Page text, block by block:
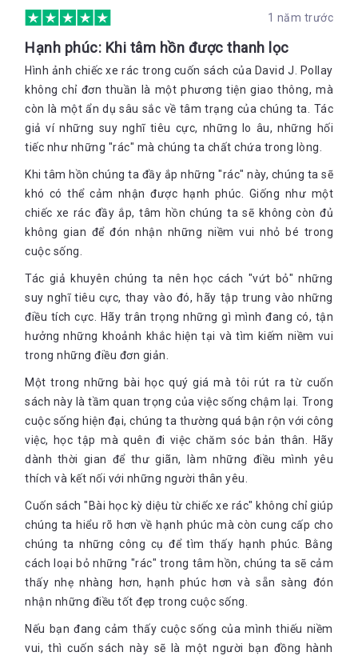
1 năm trước
Hạnh phúc: Khi tâm hồn được thanh lọc
Hình ảnh chiếc xe rác trong cuốn sách của David J. Pollay
không chỉ đơn thuần là một phương tiện giao thông, mà
còn là một ẩn dụ sâu sắc về tâm trạng của chúng ta. Tác
giả ví những suy nghĩ tiêu cực, những lo âu, những hối
tiếc như những "rác" mà chúng ta chất chứa trong lòng.
Khi tâm hồn chúng ta đầy ắp những "rác" này, chúng ta sẽ
khó có thể cảm nhận được hạnh phúc. Giống như một
chiếc xe rác đầy ắp, tâm hồn chúng ta sẽ không còn đủ
không gian để đón nhận những niềm vui nhỏ bé trong
cuộc sống.
Tác giả khuyên chúng ta nên học cách "vứt bỏ" những
suy nghĩ tiêu cực, thay vào đó, hãy tập trung vào những
điều tích cực. Hãy trân trọng những gì mình đang có, tận
hưởng những khoảnh khắc hiện tại và tìm kiếm niềm vui
trong những điều đơn giản.
Một trong những bài học quý giá mà tôi rút ra từ cuốn
sách này là tầm quan trọng của việc sống chậm lại. Trong
cuộc sống hiện đại, chúng ta thường quá bận rộn với công
việc, học tập mà quên đi việc chăm sóc bản thân. Hãy
dành thời gian để thư giãn, làm những điều mình yêu
thích và kết nối với những người thân yêu.
Cuốn sách "Bài học kỳ diệu từ chiếc xe rác" không chỉ giúp
chúng ta hiểu rõ hơn về hạnh phúc mà còn cung cấp cho
chúng ta những công cụ để tìm thấy hạnh phúc. Bằng
cách loại bỏ những "rác" trong tâm hồn, chúng ta sẽ cảm
thấy nhẹ nhàng hơn, hạnh phúc hơn và sẵn sàng đón
nhận những điều tốt đẹp trong cuộc sống.
Nếu bạn đang cảm thấy cuộc sống của mình thiếu niềm
vui, thì cuốn sách này sẽ là một người bạn đồng hành